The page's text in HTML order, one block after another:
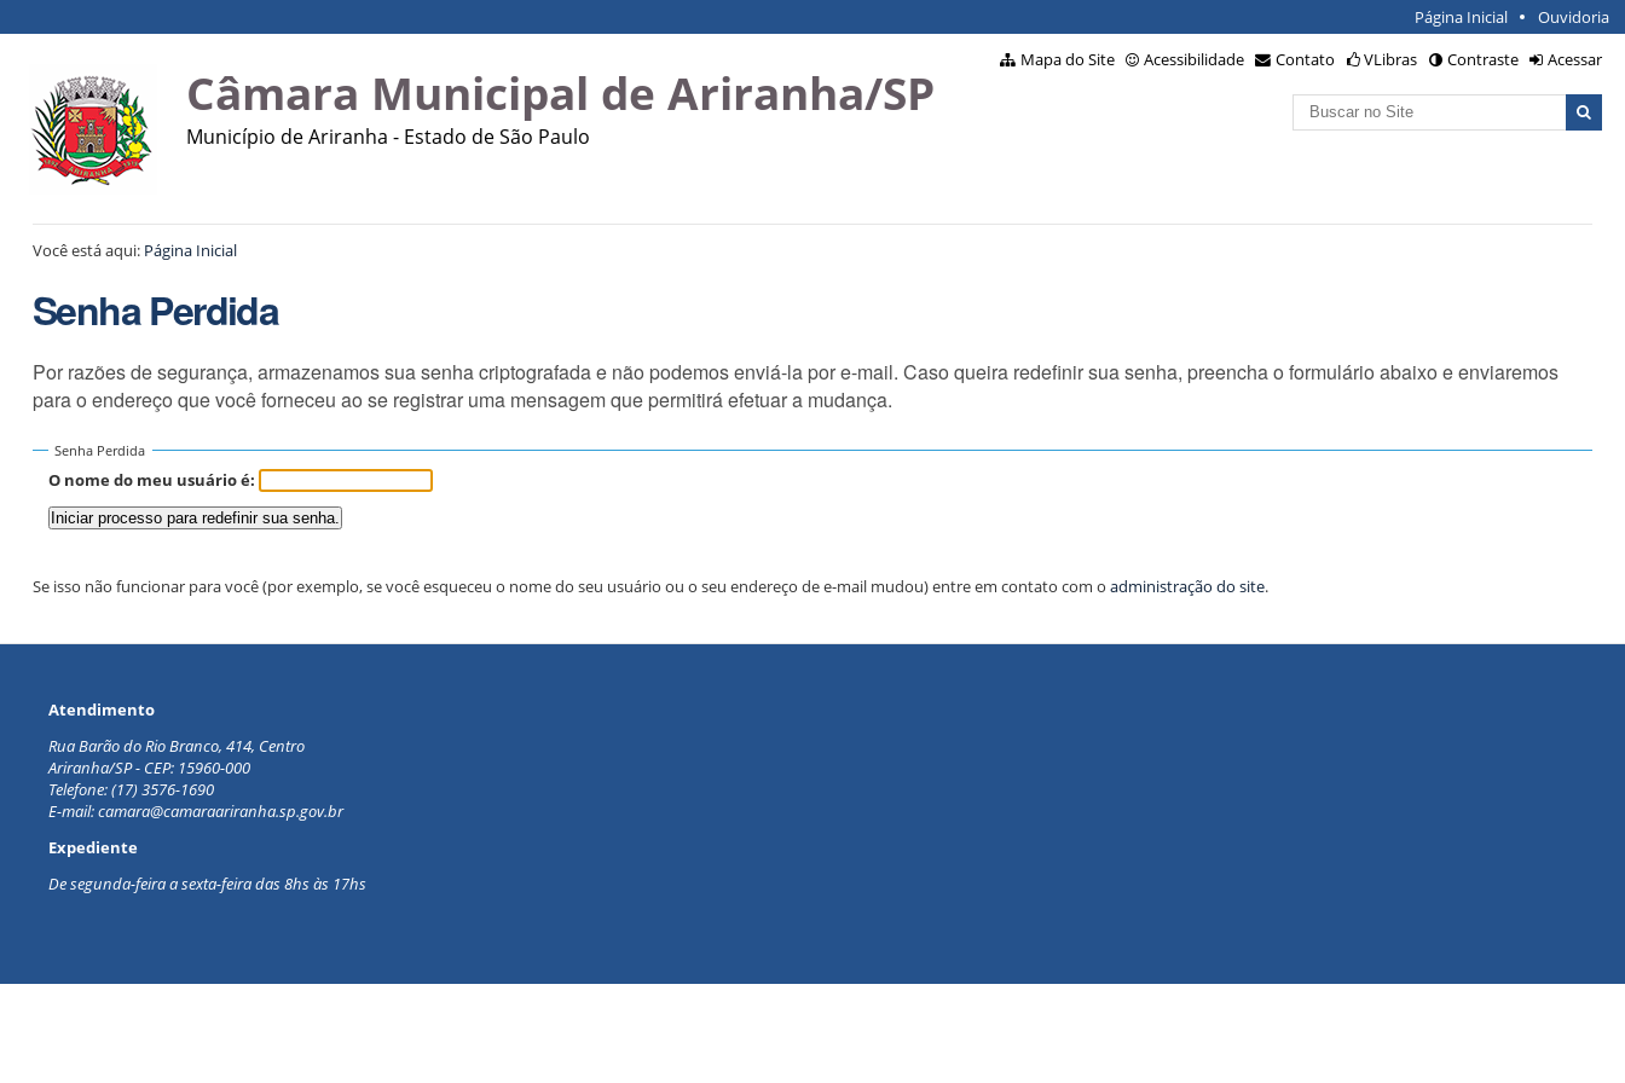
Página Inicial Ouvidoria
Câmara Municipal de Ariranha/SP
Município de Ariranha - Estado de São Paulo
Mapa do Site Acessibilidade Contato VLibras Contraste
Acessar
Busca
Você está aqui: Página Inicial
Senha Perdida
Por razões de segurança, armazenamos sua senha criptografada e não podemos enviá-la por e-mail. Caso queira redefinir sua senha, preencha o formulário abaixo e enviaremos
para o endereço que você forneceu ao se registrar uma mensagem que permitirá efetuar a mudança.
Senha Perdida
O nome do meu usuário é:
Se isso não funcionar para você (por exemplo, se você esqueceu o nome do seu usuário ou o seu endereço de e-mail mudou) entre em contato com o administração do site.
Atendimento
Rua Barão do Rio Branco, 414, Centro
Ariranha/SP - CEP: 15960-000
Telefone: (17) 3576-1690
E-mail: camara@camaraariranha.sp.gov.br
Expediente
De segunda-feira a sexta-feira das 8hs às 17hs